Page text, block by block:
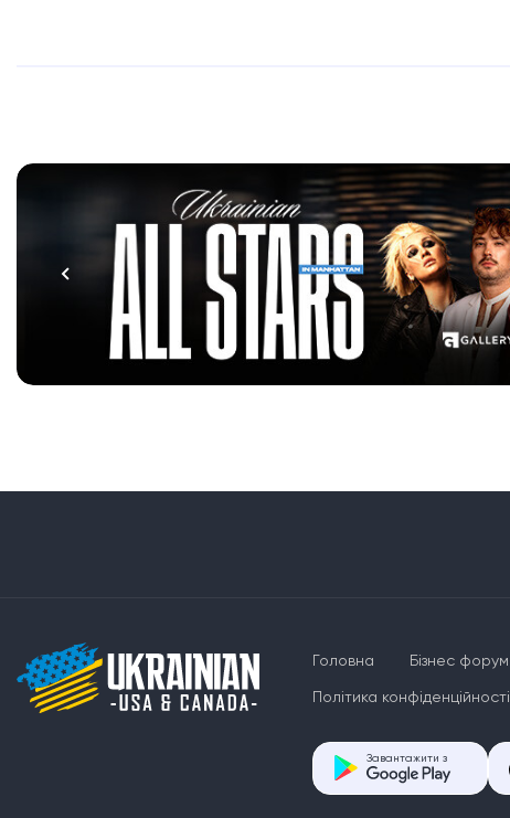
Головна Бізнес форум
Політика конфіденційності
Завантажити з